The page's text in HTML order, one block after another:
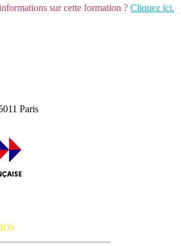
sur cette formation ? Cliquez ici.
Paris